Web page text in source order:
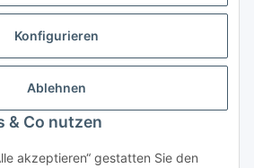
Konfigurieren
Ablehnen
& Co nutzen
akzeptieren“ gestatten Sie den